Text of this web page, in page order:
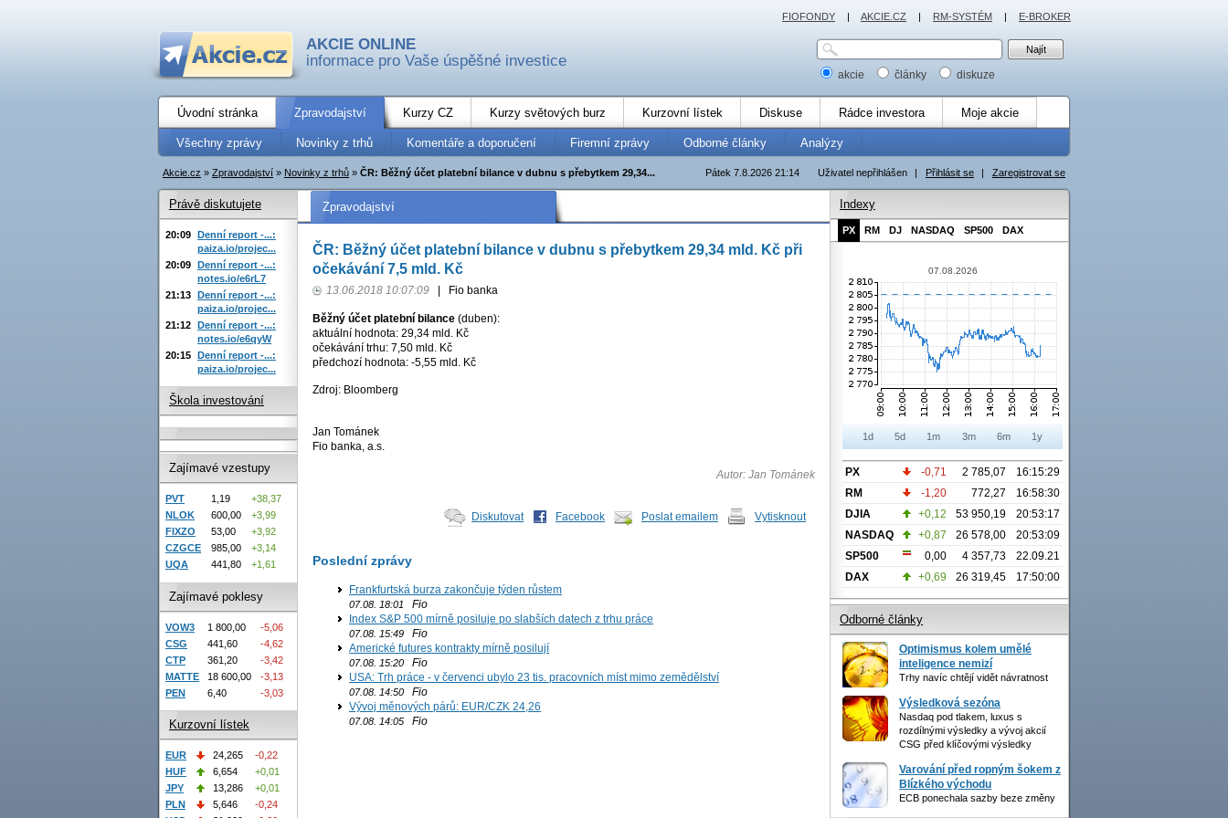
AKCIE ONLINE
informace pro Vaše úspěšné investice
akcie články diskuze
Úvodní stránka Zpravodajství Kurzy CZ Kurzy světových burz Kurzovní lístek Diskuse Rádce investora Moje akcie
Všechny zprávy Novinky z trhů Komentáře a doporučení Firemní zprávy Odborné články Analýzy
Uživatel nepřihlášen | Přihlásit se | Zaregistrovat se
Pátek 7.8.2026 21:14
Akcie.cz » Zpravodajství » Novinky z trhů » ČR: Běžný účet platební bilance v dubnu s přebytkem 29,34...
Zpravodajství
ČR: Běžný účet platební bilance v dubnu s přebytkem 29,34 mld. Kč při
očekávání 7,5 mld. Kč
13.06.2018 10:07:09 Fio banka
Běžný účet platební bilance (duben):
aktuální hodnota: 29,34 mld. Kč
očekávání trhu: 7,50 mld. Kč
předchozí hodnota: -5,55 mld. Kč
Zdroj: Bloomberg
Jan Tománek
Fio banka, a.s.
Autor: Jan Tománek
Diskutovat Facebook Poslat emailem Vytisknout
Poslední zprávy
Frankfurtská burza zakončuje týden růstem
07.08. 18:01
Fio
Index S&P 500 mírně posiluje po slabších datech z trhu práce
07.08. 15:49 Fio
Americké futures kontrakty mírně posilují
07.08. 15:20 Fio
USA: Trh práce - v červenci ubylo 23 tis. pracovních míst mimo zemědělství
07.08. 14:50 Fio
Vývoj měnových párů: EUR/CZK 24,26
07.08. 14:05 Fio
Právě diskutujete
20:09 Denní report -...:
paiza.io/projec...
20:09 Denní report -...:
notes.io/e6rL7
21:13 Denní report -...:
paiza.io/projec...
21:12 Denní report -...:
notes.io/e6qyW
20:15 Denní report -...:
paiza.io/projec...
Škola investování
Zajímavé vzestupy
PVT 1,19
+38,37
NLOK
600,00
+3,99
FIXZO
53,00
+3,92
CZGCE
985,00
+3,14
UQA
441,80 +1,61
Zajímavé poklesy
VOW3 1 800,00
-5,06
CSG
441,60
-4,62
CTP
361,20
-3,42
MATTE
18 600,00
-3,13
PEN
6,40 -3,03
Kurzovní lístek
EUR 24,265
-0,22
HUF
6,654
+0,01
JPY
13,286
+0,01
PLN
5,646
-0,24
Indexy
PX RM DJ NASDAQ SP500 DAX
07.08.2026
1d 5d 1m 3m 6m 1y
PX -0,71 2 785,07
16:15:29
RM
-1,20 772,27
16:58:30
DJIA
+0,12 53 950,19
20:53:17
NASDAQ
+0,87 26 578,00
20:53:09
SP500
0,00 4 357,73
22.09.21
DAX
+0,69 26 319,45 17:50:00
Odborné články
Optimismus kolem umělé
inteligence nemizí
Trhy navíc chtějí vidět návratnost
Výsledková sezóna
Nasdaq pod tlakem, luxus s
rozdílnými výsledky a vývoj akcií
CSG před klíčovými výsledky
Varování před ropným šokem z
Blízkého východu
ECB ponechala sazby beze změny
FIOFONDY | AKCIE.CZ | RM-SYSTÉM | E-BROKER